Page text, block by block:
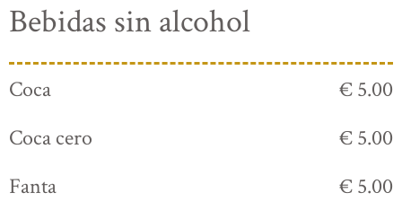
Bebidas sin alcohol
Coca
€ 5.00
Coca cero
€ 5.00
Fanta
€ 5.00